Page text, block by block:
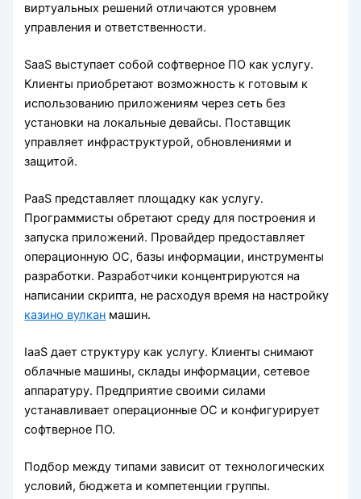
виртуальных решений отличаются уровнем
управления и ответственности.
SaaS выступает собой софтверное ПО как услугу.
Клиенты приобретают возможность к готовым к
использованию приложениям через сеть без
установки на локальные девайсы. Поставщик
управляет инфраструктурой, обновлениями и
защитой.
PaaS представляет площадку как услугу.
Программисты обретают среду для построения и
запуска приложений. Провайдер предоставляет
операционную ОС, базы информации, инструменты
разработки. Разработчики концентрируются на
написании скрипта, не расходуя время на настройку
казино вулкан машин.
IaaS дает структуру как услугу. Клиенты снимают
облачные машины, склады информации, сетевое
аппаратуру. Предприятие своими силами
устанавливает операционные ОС и конфигурирует
софтверное ПО.
Подбор между типами зависит от технологических
условий, бюджета и компетенции группы.